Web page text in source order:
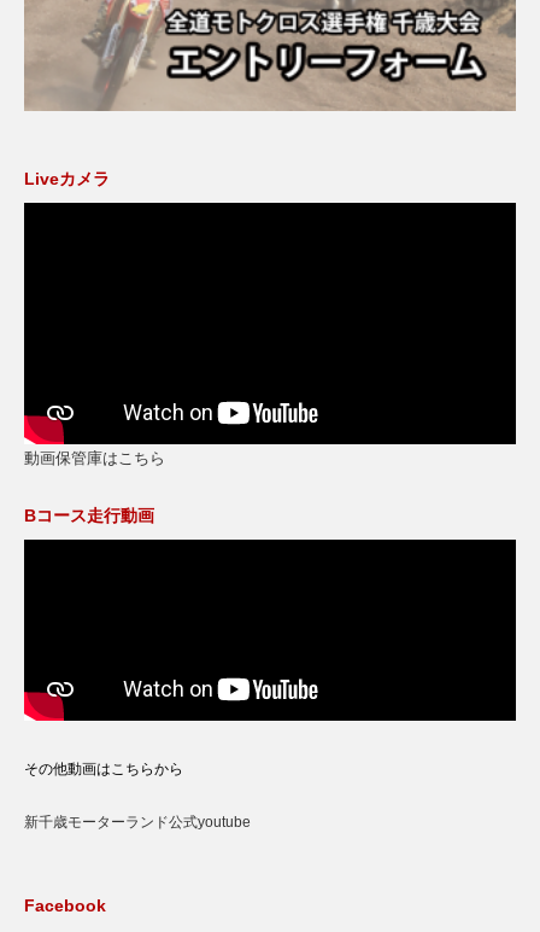
Liveカメラ
動画保管庫はこちら
Bコース走行動画
その他動画はこちらから
新千歳モーターランド公式youtube
Facebook